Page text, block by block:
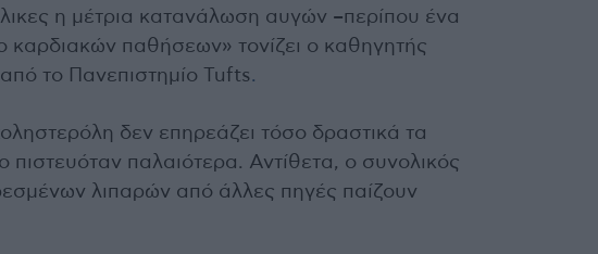
η μέτρια κατανάλωση αυγών –περίπου ένα
καρδιακών παθήσεων» τονίζει ο καθηγητής
το Πανεπιστημίο Tufts.
δεν επηρεάζει τόσο δραστικά τα
παλαιότερα. Αντίθετα, ο συνολικός
λιπαρών από άλλες πηγές παίζουν